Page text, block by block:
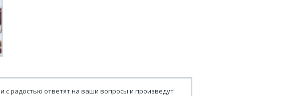
радостью ответят на ваши вопросы и произведут